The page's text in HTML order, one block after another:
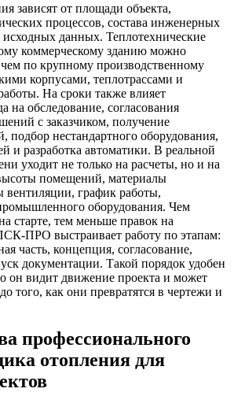
зависят от площади объекта,
процессов, состава инженерных
исходных данных. Теплотехнические
коммерческому зданию можно
по крупному производственному
корпусами, теплотрассами и
На сроки также влияет
на обследование, согласования
с заказчиком, получение
подбор нестандартного оборудования,
и разработка автоматики. В реальной
уходит не только на расчеты, но и на
помещений, материалы
график работы,
оборудования. Чем
старте, тем меньше правок на
ПРО выстраивает работу по этапам:
часть, концепция, согласование,
документации. Такой порядок удобен
он видит движение проекта и может
того, как они превратятся в чертежи и
профессионального
отопления для